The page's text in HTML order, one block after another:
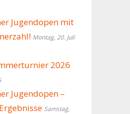
Jugendopen mit
Montag, 20. Juli
2026
Jugendopen –
Samstag,